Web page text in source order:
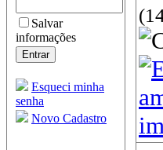
Salvar
informações
Esqueci minha
senha
Novo Cadastro